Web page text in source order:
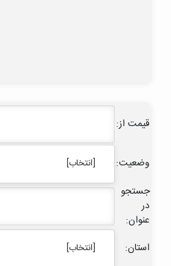
قیمت از:
وضعیت:
[انتخاب]
جستجو
در
عنوان:
استان: [انتخاب]